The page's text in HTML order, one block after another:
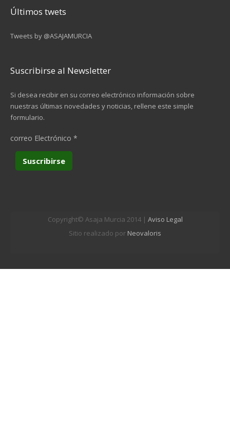
Últimos twets
Tweets by @ASAJAMURCIA
Suscribirse al Newsletter
Si desea recibir en su correo electrónico información sobre
nuestras últimas novedades y noticias, rellene este simple
formulario.
correo Electrónico *
Copyright© Asaja Murcia 2014 | Aviso Legal
Sitio realizado por Neovaloris